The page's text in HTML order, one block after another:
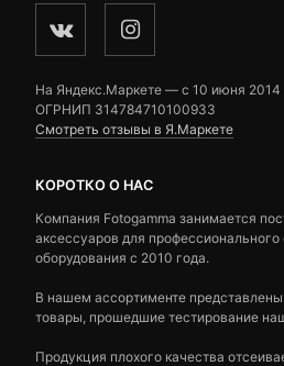
На Яндекс.Маркете — c 10 июня 2014
ОГРНИП 314784710100933
Смотреть отзывы в Я.Маркете
КОРОТКО О НАС
Компания Fotogamma занимается
аксессуаров для
оборудования с 2010 года.
В нашем ассортименте
товары, прошедшие тестирование
Продукция плохого качества